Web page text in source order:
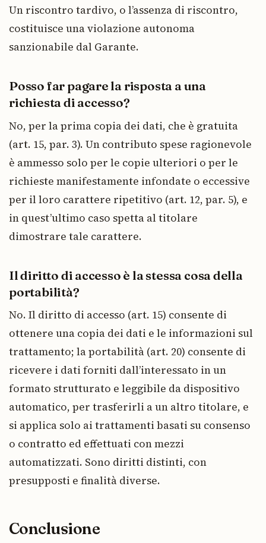
Un riscontro tardivo, o l’assenza di riscontro,
costituisce una violazione autonoma
sanzionabile dal Garante.
Posso far pagare la risposta a una
richiesta di accesso?
No, per la prima copia dei dati, che è gratuita
(art. 15, par. 3). Un contributo spese ragionevole
è ammesso solo per le copie ulteriori o per le
richieste manifestamente infondate o eccessive
per il loro carattere ripetitivo (art. 12, par. 5), e
in quest’ultimo caso spetta al titolare
dimostrare tale carattere.
Il diritto di accesso è la stessa cosa della
portabilità?
No. Il diritto di accesso (art. 15) consente di
ottenere una copia dei dati e le informazioni sul
trattamento; la portabilità (art. 20) consente di
ricevere i dati forniti dall’interessato in un
formato strutturato e leggibile da dispositivo
automatico, per trasferirli a un altro titolare, e
si applica solo ai trattamenti basati su consenso
o contratto ed effettuati con mezzi
automatizzati. Sono diritti distinti, con
presupposti e finalità diverse.
Conclusione